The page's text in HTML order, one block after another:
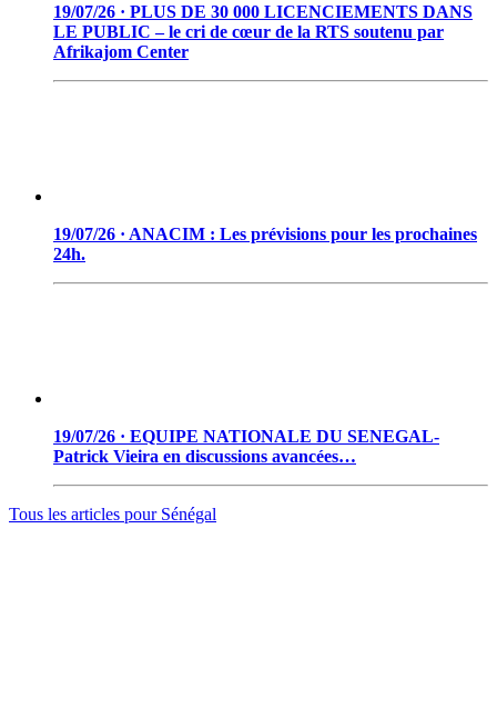
19/07/26 · PLUS DE 30 000 LICENCIEMENTS DANS
LE PUBLIC – le cri de cœur de la RTS soutenu par
Afrikajom Center
19/07/26 · ANACIM : Les prévisions pour les prochaines
24h.
19/07/26 · EQUIPE NATIONALE DU SENEGAL-
Patrick Vieira en discussions avancées…
Tous les articles pour Sénégal